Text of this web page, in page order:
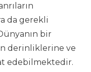
da gerekli
bir
derinliklerine ve
edebilmektedir.